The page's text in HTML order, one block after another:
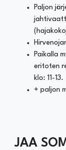
Paljon
Paikalla
eritoten
klo: 11-13.
+ paljon
JAA